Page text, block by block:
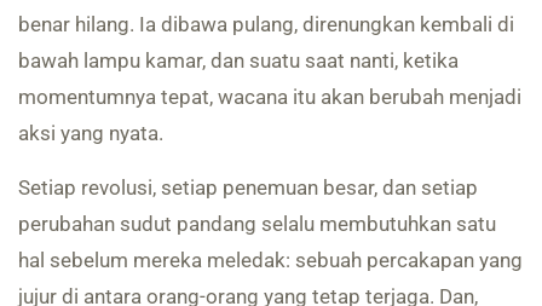
benar hilang. Ia dibawa pulang, direnungkan kembali di
bawah lampu kamar, dan suatu saat nanti, ketika
momentumnya tepat, wacana itu akan berubah menjadi
aksi yang nyata.
Setiap revolusi, setiap penemuan besar, dan setiap
perubahan sudut pandang selalu membutuhkan satu
hal sebelum mereka meledak: sebuah percakapan yang
jujur di antara orang-orang yang tetap terjaga. Dan,